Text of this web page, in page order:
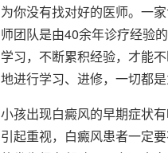
为你没有找对好的医师。一
师团队是由40余年诊疗经验
学习，不断累积经验，才能
地进行学习、进修，一切都
小孩出现白癜风的早期症状
引起重视，白癜风患者一定